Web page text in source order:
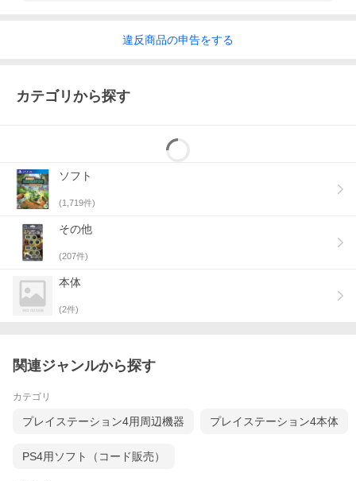
違反商品の申告をする
カテゴリから探す
ソフト
(1,719件)
その他
(207件)
本体
(2件)
関連ジャンルから探す
カテゴリ
プレイステーション4用周辺機器 プレイステーション4本体
PS4用ソフト（コード販売）